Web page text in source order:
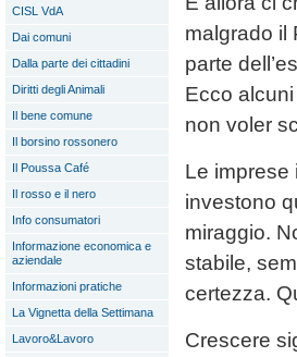
CISL VdA
Dai comuni
Dalla parte dei cittadini
Diritti degli Animali
Il bene comune
Il borsino rossonero
Il Poussa Café
Il rosso e il nero
Info consumatori
Informazione economica e
aziendale
Informazioni pratiche
La Vignetta della Settimana
Lavoro&Lavoro
malgrado il
parte
Ecco
non voler
Le imprese
investono
miraggio.
stabile,
certezza.
Crescere